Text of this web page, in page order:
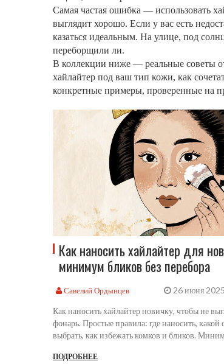
Самая частая ошибка — использовать
выглядит хорошо. Если у вас есть
казаться идеальным. На улице, под
переборщили ли.
В коллекции ниже — реальные советы
хайлайтер под ваш тип кожи, как
конкретные примеры, проверенные на
Как наносить хайлайтер для
минимум бликов без перебора
Савелий Ордынцев 26 июня 2025
Как наносить хайлайтер новичку, чтобы не
фонарь. Простые правила: где наносить, какой
выбрать, как избежать комков и бликов.
ПОДРОБНЕЕ